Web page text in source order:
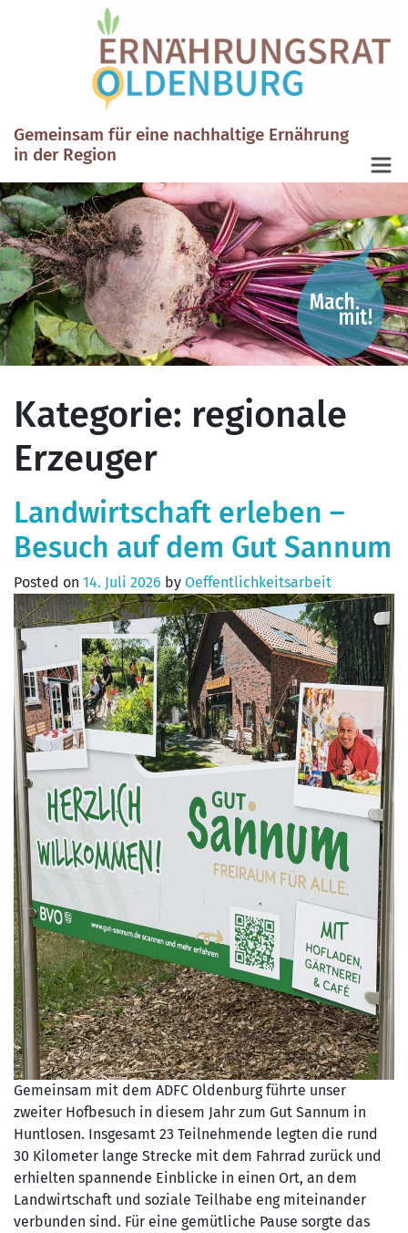
Gemeinsam für eine nachhaltige Ernährung
in der Region
Kategorie: regionale
Erzeuger
Landwirtschaft erleben –
Besuch auf dem Gut Sannum
Posted on 14. Juli 2026 by Oeffentlichkeitsarbeit
Gemeinsam mit dem ADFC Oldenburg führte unser
zweiter Hofbesuch in diesem Jahr zum Gut Sannum in
Huntlosen. Insgesamt 23 Teilnehmende legten die rund
30 Kilometer lange Strecke mit dem Fahrrad zurück und
erhielten spannende Einblicke in einen Ort, an dem
Landwirtschaft und soziale Teilhabe eng miteinander
verbunden sind. Für eine gemütliche Pause sorgte das